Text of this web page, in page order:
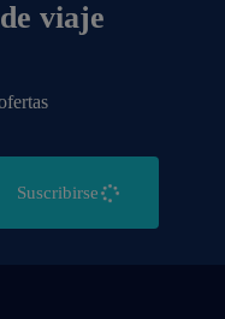
viaje
Suscribirse